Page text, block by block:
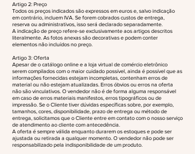
Artigo 2: Preço
Todos os preços indicados são expressos em euros e, salvo indicação
em contrário, incluem IVA. Se forem cobrados custos de entrega,
reserva ou administrativos, isso será declarado separadamente.
A indicação de preço refere-se exclusivamente aos artigos descritos
literalmente. As fotos anexas são decorativas e podem conter
elementos não incluídos no preço.
Artigo 3: Oferta
Apesar de o catálogo online e a loja virtual de comércio eletrônico
serem compilados com o maior cuidado possível, ainda é possível que as
informações fornecidas estejam incompletas, contenham erros de
material ou não estejam atualizadas. Erros óbvios ou erros na oferta
não são vinculativos. O vendedor não é de forma alguma responsável
em caso de erros materiais manifestos, erros tipográficos ou de
impressão. Se o Cliente tiver dúvidas específicas sobre, por exemplo,
tamanhos, cores, disponibilidade, prazo de entrega ou método de
entrega, solicitamos que o Cliente entre em contato com o nosso serviço
de atendimento ao cliente com antecedência.
A oferta é sempre válida enquanto durarem os estoques e pode ser
ajustada ou retirada a qualquer momento. O vendedor não pode ser
responsabilizado pela indisponibilidade de um produto.